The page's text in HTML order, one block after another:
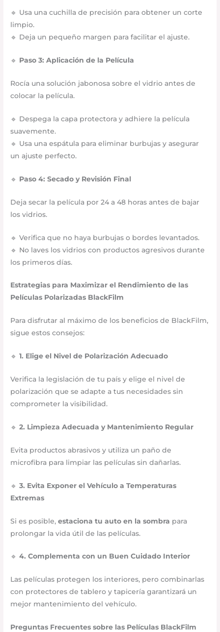
🔹 Usa una cuchilla de precisión para obtener un corte
limpio.
🔹 Deja un pequeño margen para facilitar el ajuste.
🔹 Paso 3: Aplicación de la Película
Rocía una solución jabonosa sobre el vidrio antes de
colocar la película.
🔹 Despega la capa protectora y adhiere la película
suavemente.
🔹 Usa una espátula para eliminar burbujas y asegurar
un ajuste perfecto.
🔹 Paso 4: Secado y Revisión Final
Deja secar la película por 24 a 48 horas antes de bajar
los vidrios.
🔹 Verifica que no haya burbujas o bordes levantados.
🔹 No laves los vidrios con productos agresivos durante
los primeros días.
Estrategias para Maximizar el Rendimiento de las
Películas Polarizadas BlackFilm
Para disfrutar al máximo de los beneficios de BlackFilm,
sigue estos consejos:
🔹1. Elige el Nivel de Polarización Adecuado
Verifica la legislación de tu país y elige el nivel de
polarización que se adapte a tus necesidades sin
comprometer la visibilidad.
🔹2. Limpieza Adecuada y Mantenimiento Regular
Evita productos abrasivos y utiliza un paño de
microfibra para limpiar las películas sin dañarlas.
🔹3. Evita Exponer el Vehículo a Temperaturas
Extremas
Si es posible,estaciona tu auto en la sombra para
prolongar la vida útil de las películas.
🔹4. Complementa con un Buen Cuidado Interior
Las películas protegen los interiores, pero combinarlas
con protectores de tablero y tapicería garantizará un
mejor mantenimiento del vehículo.
Preguntas Frecuentes sobre las Películas BlackFilm